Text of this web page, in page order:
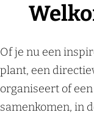
Of je nu een
plant, een
organiseert of
samenkomen, in